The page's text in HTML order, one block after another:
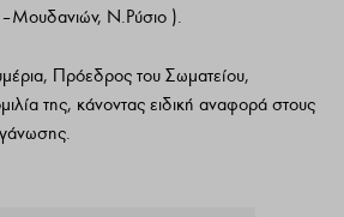
Μουδανιών, Ν.Ρύσιο ).
Πρόεδρος του Σωματείου,
της, κάνοντας ειδική αναφορά στους